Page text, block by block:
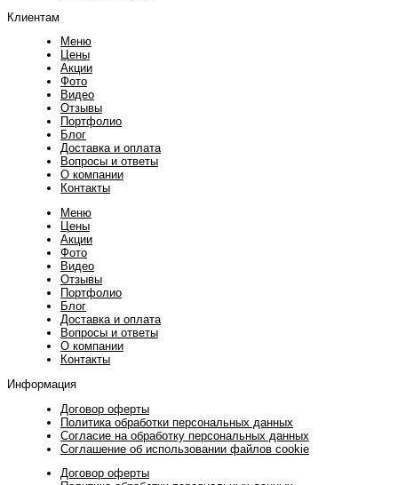
Клиентам
Меню
Цены
Акции
Фото
Видео
Отзывы
Портфолио
Блог
Доставка и оплата
Вопросы и ответы
О компании
Контакты
Меню
Цены
Акции
Фото
Видео
Отзывы
Портфолио
Блог
Доставка и оплата
Вопросы и ответы
О компании
Контакты
Информация
Договор оферты
Политика обработки персональных данных
Согласие на обработку персональных данных
Соглашение об использовании файлов cookie
Договор оферты